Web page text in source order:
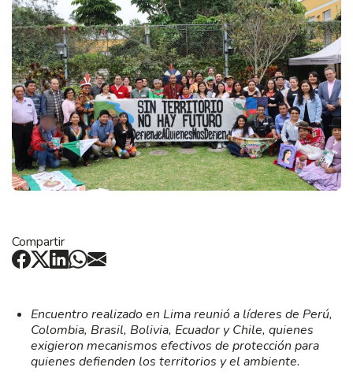
Compartir
Encuentro realizado en Lima reunió a líderes de Perú,
Colombia, Brasil, Bolivia, Ecuador y Chile, quienes
exigieron mecanismos efectivos de protección para
quienes defienden los territorios y el ambiente.